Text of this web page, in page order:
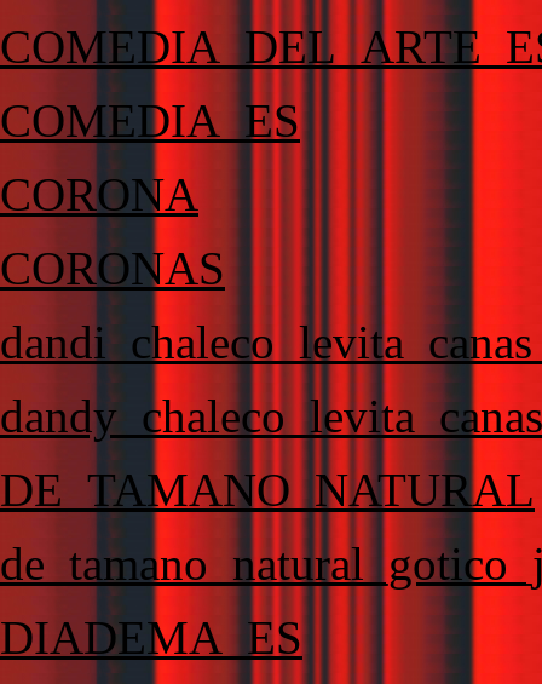
COMEDIA_ES
CORONA
CORONAS
DE_TAMANO_NATURAL
DIADEMA_ES